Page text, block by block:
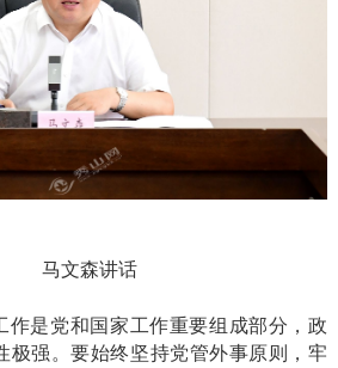
马文森讲话
作是党和国家工作重要组成部分，政
极强。要始终坚持党管外事原则，牢